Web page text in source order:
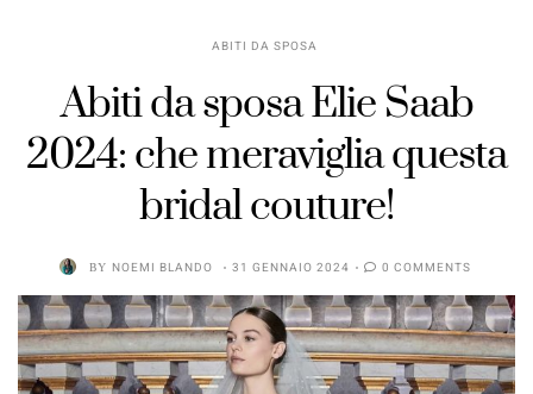
ABITI DA SPOSA
Abiti da sposa Elie Saab
2024: che meraviglia questa
bridal couture!
BY NOEMI BLANDO 31 GENNAIO 2024 0 COMMENTS